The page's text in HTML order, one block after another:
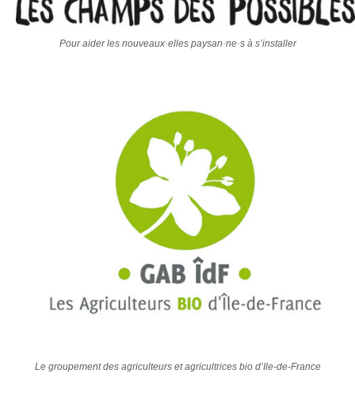
Pour aider les nouveaux·elles paysan·ne·s à s’installer
Le groupement des agriculteurs et agricultrices bio d’Ile-de-France